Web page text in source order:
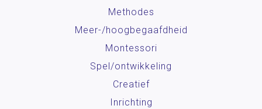
Methodes
Meer-/hoog­begaafdheid
Montessori
Spel/ontwikkeling
Creatief
Inrichting